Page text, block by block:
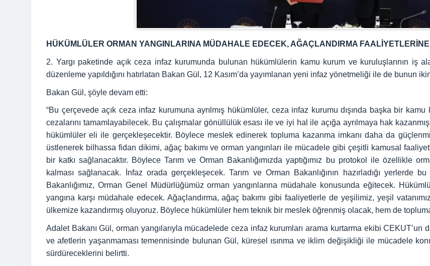
HÜKÜMLÜLER ORMAN YANGINLARINA MÜDAHALE EDECEK, AĞAÇLANDIRMA
2. Yargı paketinde açık ceza infaz kurumunda bulunan hükümlülerin kamu kurum ve kuruluşlarının iş
düzenleme yapıldığını hatırlatan Bakan Gül, 12 Kasım’da yayımlanan yeni infaz yönetmeliği ile de bunun
Bakan Gül, şöyle devam etti:
“Bu çerçevede açık ceza infaz kurumuna ayrılmış hükümlüler, ceza infaz kurumu dışında başka bir
cezalarını tamamlayabilecek. Bu çalışmalar gönüllülük esası ile ve iyi hal ile açığa ayrılmaya hak
hükümlüler eli ile gerçekleşecektir. Böylece meslek edinerek topluma kazanma imkanı daha da
üstlenerek bilhassa fidan dikimi, ağaç bakımı ve orman yangınları ile mücadele gibi çeşitli kamusal
bir katkı sağlanacaktır. Böylece Tarım ve Orman Bakanlığımızda yaptığımız bu protokol ile özellikle
kalması sağlanacak. İnfaz orada gerçekleşecek. Tarım ve Orman Bakanlığının hazırladığı yerlerde
Bakanlığımız, Orman Genel Müdürlüğümüz orman yangınlarına müdahale konusunda eğitecek.
yangına karşı müdahale edecek. Ağaçlandırma, ağaç bakımı gibi faaliyetlerle de yeşilimiz, yeşil
ülkemize kazandırmış oluyoruz. Böylece hükümlüler hem teknik bir meslek öğrenmiş olacak, hem de
Adalet Bakanı Gül, orman yangılarıyla mücadelede ceza infaz kurumları arama kurtarma ekibi CEKUT’un
ve afetlerin yaşanmaması temennisinde bulunan Gül, küresel ısınma ve iklim değişikliği ile mücadele
sürdüreceklerini belirtti.